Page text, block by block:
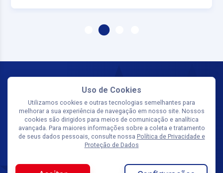
SIGA-NOS
Olá, tudo bem? Quer receber uma
Uso de Cookies
Utilizamos cookies e outras tecnologias semelhantes para
melhorar a sua experiência de navegação em nosso site. Nossos
cookies são dirigidos para meios de comunicação e analítica
avançada. Para maiores informações sobre a coleta e tratamento
de seus dados pessoais, consulte nossa Política de Privacidade e
Proteção de Dados